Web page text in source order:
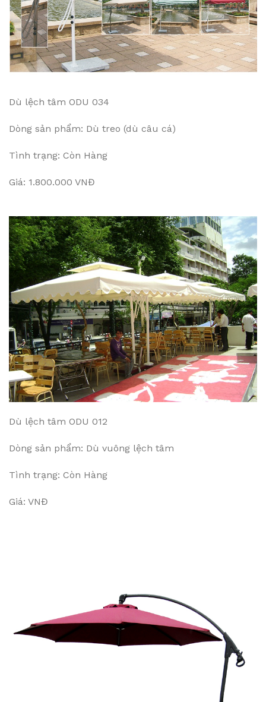
Dù lệch tâm ODU 034
Dòng sản phẩm: Dù treo (dù câu cá)
Tình trạng: Còn Hàng
Giá: 1.800.000 VNĐ
Dù lệch tâm ODU 012
Dòng sản phẩm: Dù vuông lệch tâm
Tình trạng: Còn Hàng
Giá: VNĐ